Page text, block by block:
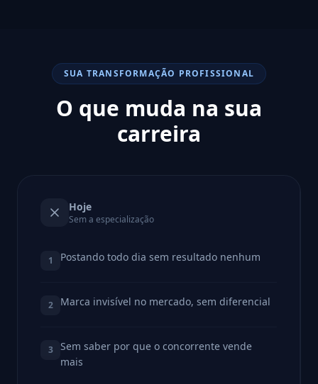
SUA TRANSFORMAÇÃO PROFISSIONAL
O que muda na sua
carreira
Hoje
Sem a especialização
1 Postando todo dia sem resultado nenhum
2 Marca invisível no mercado, sem diferencial
3
Sem saber por que o concorrente vende
mais